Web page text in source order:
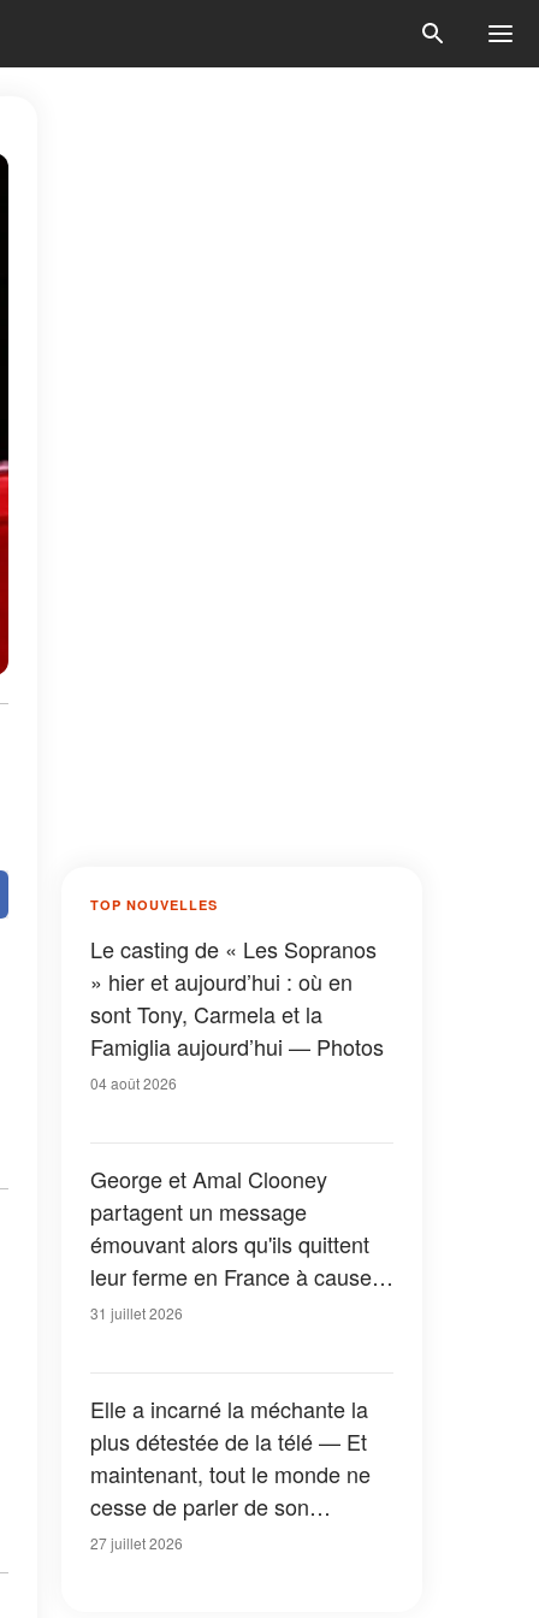
TOP NOUVELLES
Le casting de « Les Sopranos
» hier et aujourd’hui : où en
sont Tony, Carmela et la
Famiglia aujourd’hui — Photos
04 août 2026
George et Amal Clooney
partagent un message
émouvant alors qu'ils quittent
leur ferme en France à cause
des feux de forêt — Tous les
31 juillet 2026
Elle a incarné la méchante la
plus détestée de la télé — Et
maintenant, tout le monde ne
cesse de parler de son
apparition dans la nouvelle
27 juillet 2026